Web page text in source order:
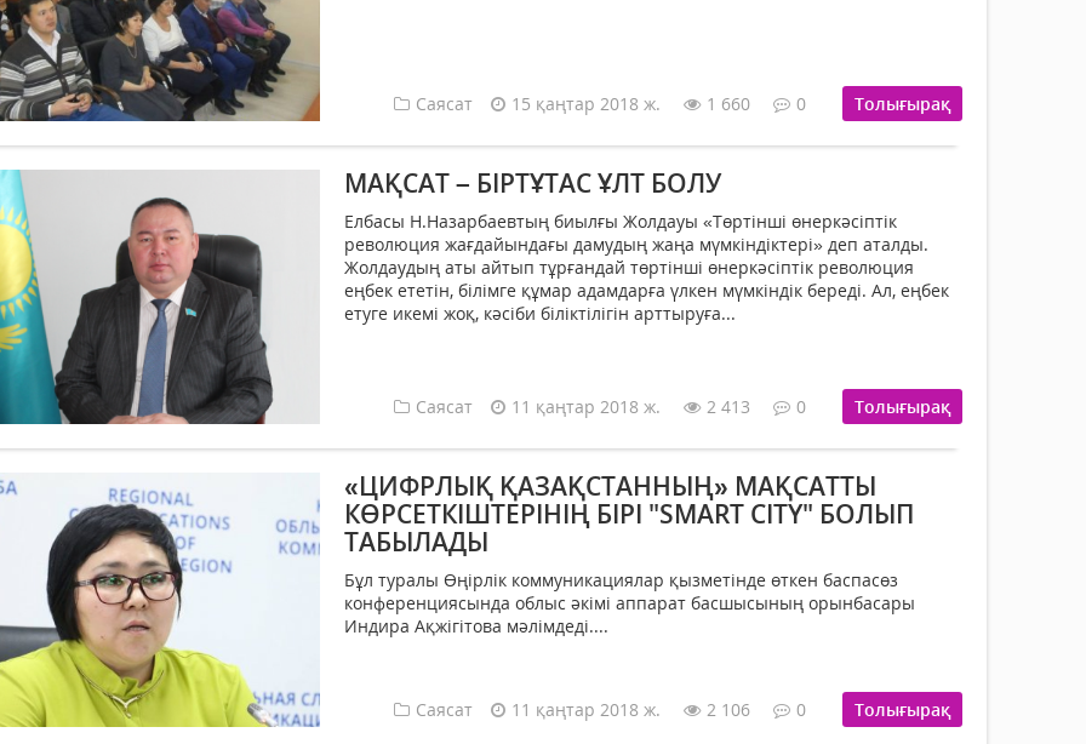
Саясат 15 қаңтар 2018 ж. 1 660 0 Толығырақ
МАҚСАТ – БІРТҰТАС ҰЛТ БОЛУ
Елбасы Н.Назарбаевтың биылғы Жолдауы «Төртінші өнеркәсіптік
революция жағдайындағы дамудың жаңа мүмкіндіктері» деп аталды.
Жолдаудың аты айтып тұрғандай төртінші өнеркәсіптік революция
еңбек ететін, білімге құмар адамдарға үлкен мүмкіндік береді. Ал, еңбек
етуге икемі жоқ, кәсіби біліктілігін арттыруға...
Саясат 11 қаңтар 2018 ж. 2 413 0 Толығырақ
«ЦИФРЛЫҚ ҚАЗАҚСТАННЫҢ» МАҚСАТТЫ
КӨРСЕТКІШТЕРІНІҢ БІРІ "SMART CITY" БОЛЫП
ТАБЫЛАДЫ
Бұл туралы Өңірлік коммуникациялар қызметінде өткен баспасөз
конференциясында облыс әкімі аппарат басшысының орынбасары
Индира Ақжігітова мәлімдеді....
Саясат 11 қаңтар 2018 ж. 2 106 0 Толығырақ